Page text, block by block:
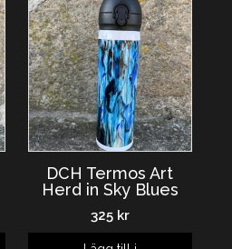
DCH Termos Art
Herd in Sky Blues
325 kr